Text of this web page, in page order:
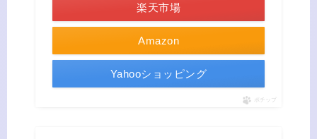
Amazon
楽天市場
Yahooショッピング
ポチップ